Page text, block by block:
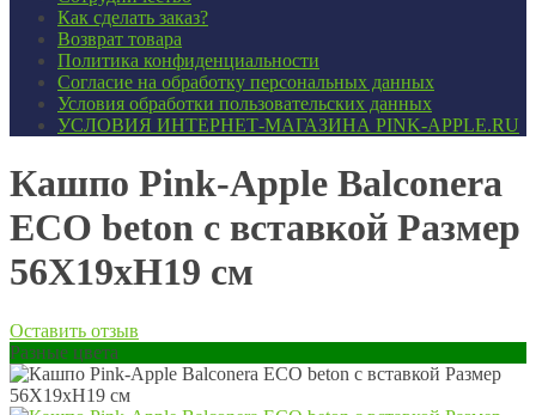
Как сделать заказ?
Возврат товара
Политика конфиденциальности
Согласие ​на обработку персональных данных
Условия обработки пользовательских данных
УСЛОВИЯ ИНТЕРНЕТ-МАГАЗИНА PINK-APPLE.RU
Кашпо Pink-Apple Balconera
ECO beton с вставкой Размер
56Х19хН19 см
Оставить отзыв
Разные цвета